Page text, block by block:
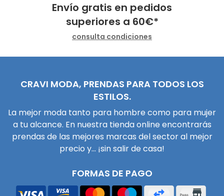
Envío gratis en pedidos
superiores a 60€*
consulta condiciones
CRAVI MODA, PRENDAS PARA TODOS LOS
ESTILOS.
La mejor moda tanto para hombre como para mujer
a tu alcance. En nuestra tienda online encontrarás
prendas de las mejores marcas del sector al mejor
precio y... ¡sin salir de casa!
FORMAS DE PAGO